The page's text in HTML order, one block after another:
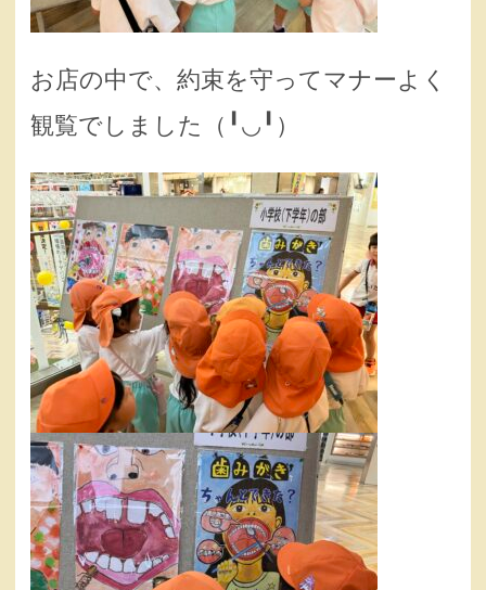
お店の中で、約束を守ってマナーよく
観覧でしました（╹◡╹）